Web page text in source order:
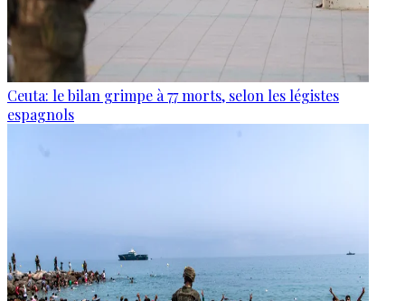
Ceuta: le bilan grimpe à 77 morts, selon les légistes
espagnols